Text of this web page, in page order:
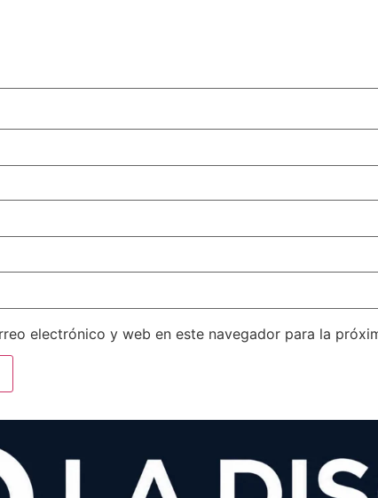
electrónico y web en este navegador para la